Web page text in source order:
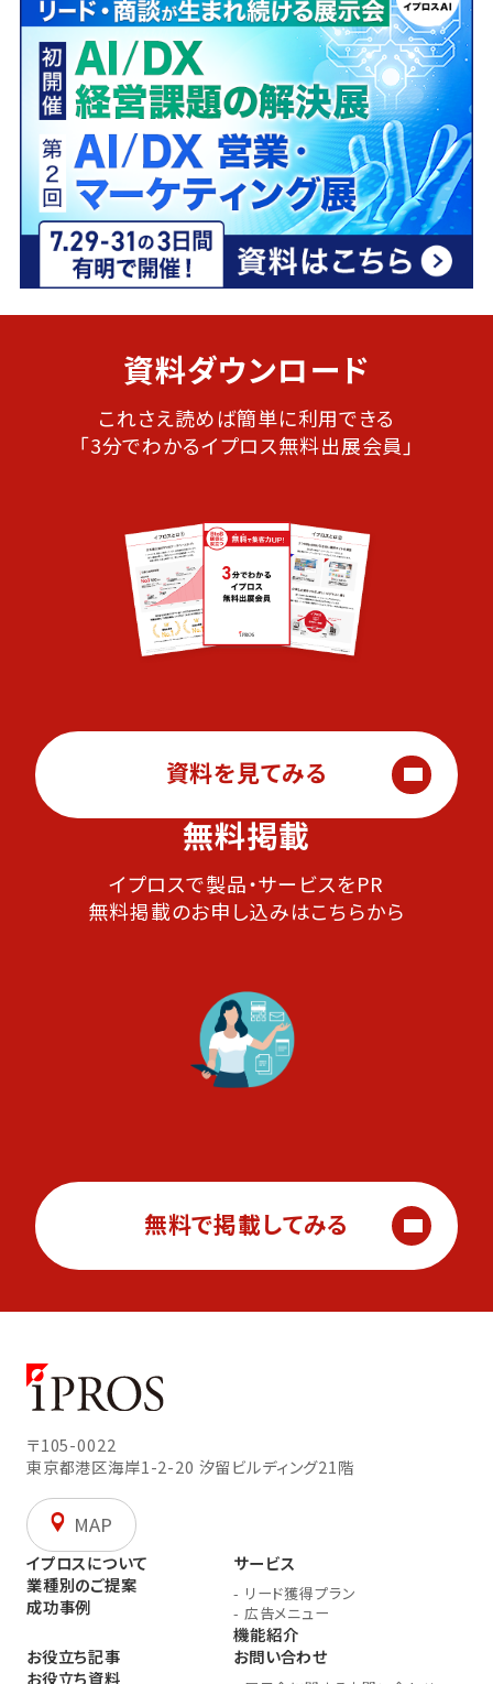
資料ダウンロード
これさえ読めば簡単に利用できる
「3分でわかるイプロス無料出展会員」
資料を見てみる
無料掲載
イプロスで製品・サービスをPR
無料掲載のお申し込みはこちらから
無料で掲載してみる
〒105-0022
東京都港区海岸1-2-20 汐留ビルディング21階
MAP
イプロスについて
業種別のご提案
成功事例
サービス
- リード獲得プラン
- 広告メニュー
機能紹介
お役立ち記事
お役立ち資料
お問い合わせ